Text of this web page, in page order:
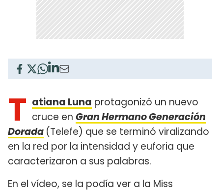
T atiana Luna protagonizó un nuevo
cruce en Gran Hermano Generación
Dorada (Telefe) que se terminó viralizando
en la red por la intensidad y euforia que
caracterizaron a sus palabras.
En el vídeo, se la podía ver a la Miss